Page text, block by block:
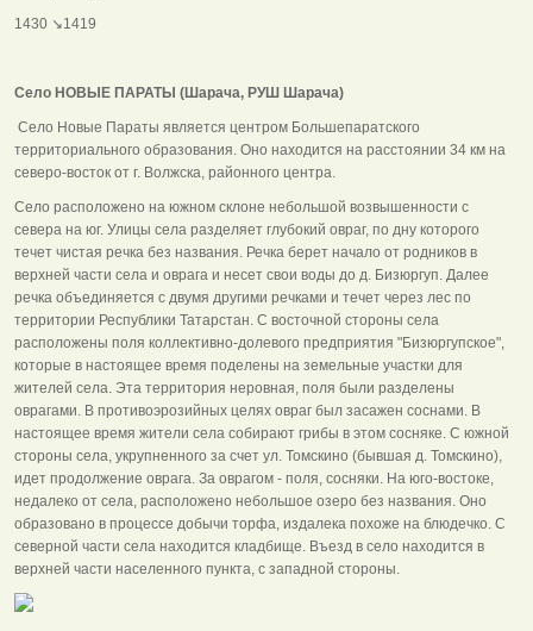
1430 ↘1419
Село НОВЫЕ ПАРАТЫ (Шарача, РУШ Шарача)
Село Новые Параты является центром Большепаратского
территориального образования. Оно находится на расстоянии 34 км на
северо-восток от г. Волжска, районного центра.
Село расположено на южном склоне небольшой возвышенности с
севера на юг. Улицы села разделяет глубокий овраг, по дну которого
течет чистая речка без названия. Речка берет начало от родников в
верхней части села и оврага и несет свои воды до д. Бизюргуп. Далее
речка объединяется с двумя другими речками и течет через лес по
территории Республики Татарстан. С восточной стороны села
расположены поля коллективно-долевого предприятия "Бизюргупское",
которые в настоящее время поделены на земельные участки для
жителей села. Эта территория неровная, поля были разделены
оврагами. В противоэрозийных целях овраг был засажен соснами. В
настоящее время жители села собирают грибы в этом сосняке. С южной
стороны села, укрупненного за счет ул. Томскино (бывшая д. Томскино),
идет продолжение оврага. За оврагом - поля, сосняки. На юго-востоке,
недалеко от села, расположено небольшое озеро без названия. Оно
образовано в процессе добычи торфа, издалека похоже на блюдечко. С
северной части села находится кладбище. Въезд в село находится в
верхней части населенного пункта, с западной стороны.